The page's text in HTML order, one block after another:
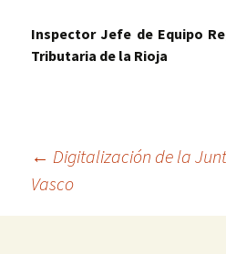
Inspector Jefe de Equipo
Tributaria de la Rioja
← Digitalización de la
Vasco